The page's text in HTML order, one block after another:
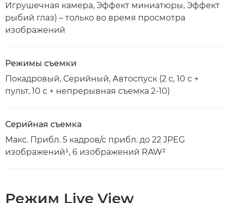
Игрушечная камера, Эффект миниатюры, Эффект
рыбий глаз) – только во время просмотра
изображений
Режимы съемки
Покадровый, Серийный, Автоспуск (2 с, 10 с +
пульт, 10 с + непрерывная съемка 2-10)
Серийная съемка
Макс. Прибл. 5 кадров/с прибл. до 22 JPEG
изображений¹, 6 изображений RAW²
Режим Live View